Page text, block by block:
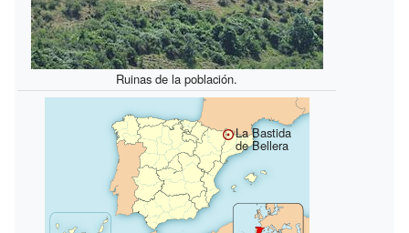
Ruinas de la población.
La Bastida
de Bellera